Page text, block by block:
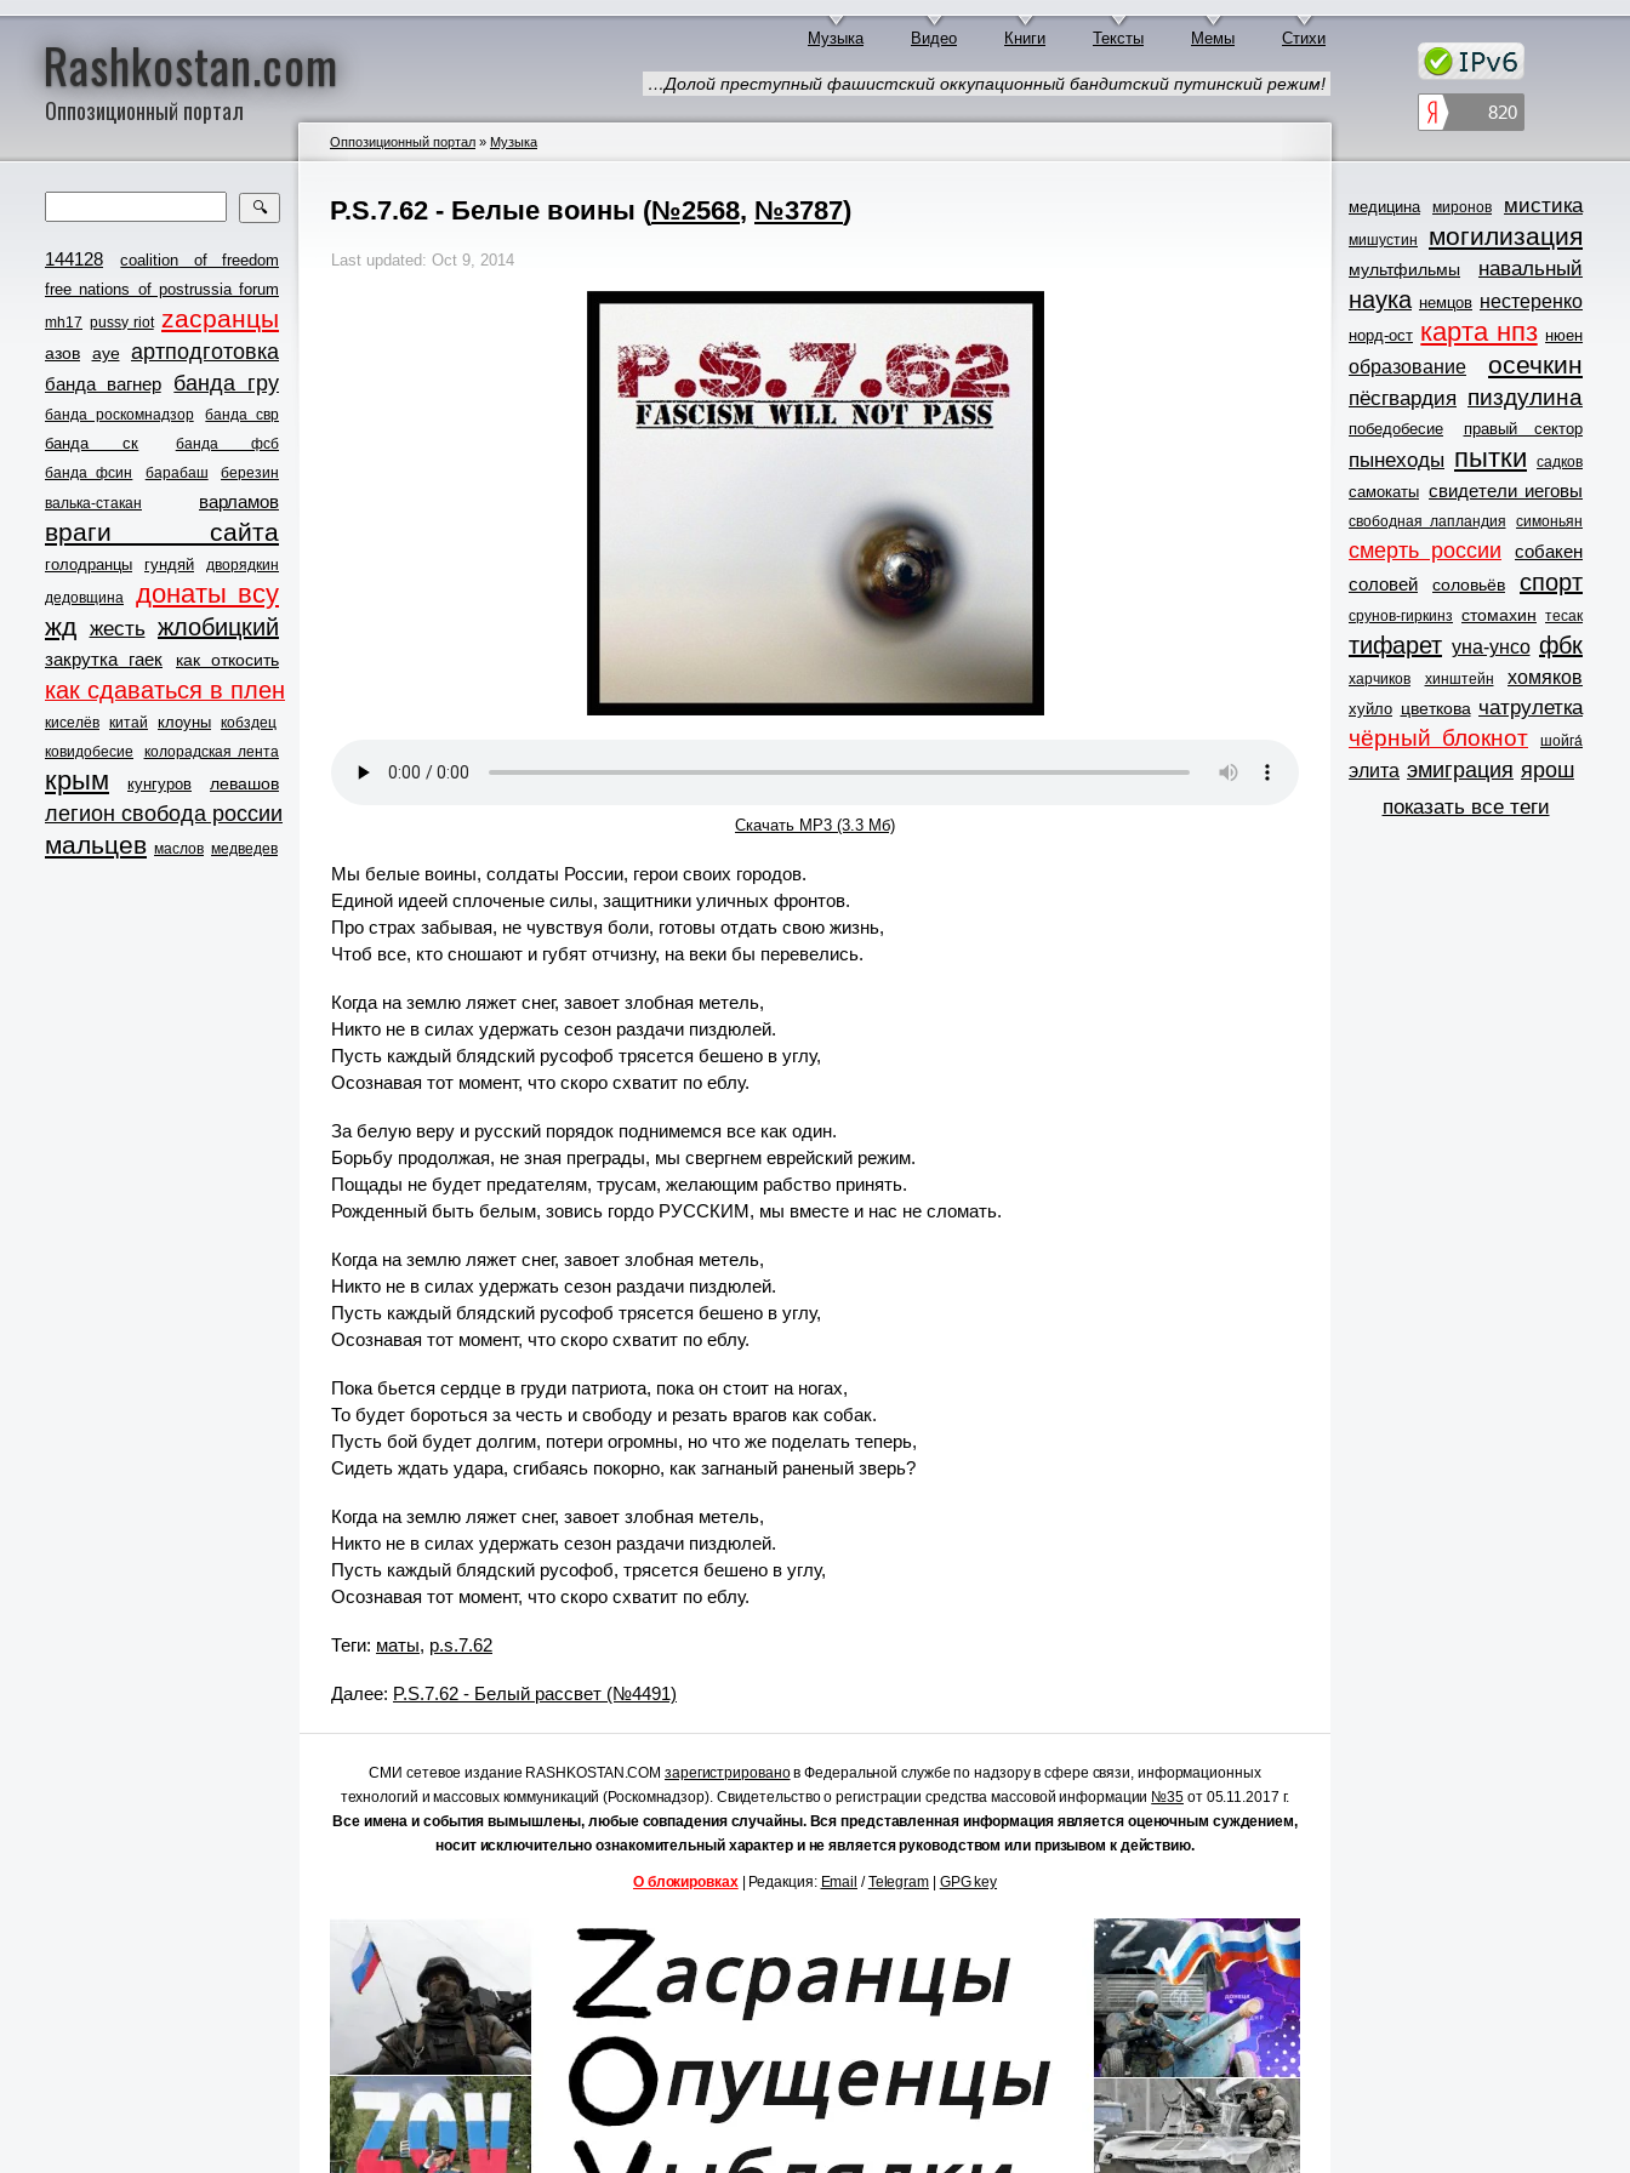
Rashkostan.com
Оппозиционный портал
Музыка Видео Книги Тексты Мемы Стихи
🔍
144128
coalition of freedom
free nations of postrussia forum
mh17 pussy riot zасранцы
азов ауе артподготовка
банда вагнер банда гру
банда роскомнадзор банда свр
банда ск
банда фсб
банда фсин
барабаш
березин
валька-стакан
варламов
враги сайта
голодранцы гундяй
дворядкин
дедовщина
донаты всу
жд жесть жлобицкий
закрутка гаек как откосить
как сдаваться в плен
киселёв китай клоуны кобздец
ковидобесие
колорадская лента
крым кунгуров левашов
легион свобода россии
мальцев маслов медведев
…Долой преступный фашистский оккупационный бандитский путинский режим!
Оппозиционный портал » Музыка
P.S.7.62 - Белые воины (№2568, №3787)
Last updated: Oct 9, 2014
Скачать MP3 (3.3 Мб)
Мы белые воины, солдаты России, герои своих городов.
Единой идеей сплоченые силы, защитники уличных фронтов.
Про страх забывая, не чувствуя боли, готовы отдать свою жизнь,
Чтоб все, кто сношают и губят отчизну, на веки бы перевелись.
Когда на землю ляжет снег, завоет злобная метель,
Никто не в силах удержать сезон раздачи пиздюлей.
Пусть каждый блядский русофоб трясется бешено в углу,
Осознавая тот момент, что скоро схватит по еблу.
За белую веру и русский порядок поднимемся все как один.
Борьбу продолжая, не зная преграды, мы свергнем еврейский режим.
Пощады не будет предателям, трусам, желающим рабство принять.
Рожденный быть белым, зовись гордо РУССКИМ, мы вместе и нас не сломать.
Когда на землю ляжет снег, завоет злобная метель,
Никто не в силах удержать сезон раздачи пиздюлей.
Пусть каждый блядский русофоб трясется бешено в углу,
Осознавая тот момент, что скоро схватит по еблу.
Пока бьется сердце в груди патриота, пока он стоит на ногах,
То будет бороться за честь и свободу и резать врагов как собак.
Пусть бой будет долгим, потери огромны, но что же поделать теперь,
Сидеть ждать удара, сгибаясь покорно, как загнаный раненый зверь?
Когда на землю ляжет снег, завоет злобная метель,
Никто не в силах удержать сезон раздачи пиздюлей.
Пусть каждый блядский русофоб, трясется бешено в углу,
Осознавая тот момент, что скоро схватит по еблу.
Теги: маты, p.s.7.62
Далее: P.S.7.62 - Белый рассвет (№4491)
СМИ сетевое издание RASHKOSTAN.COMзарегистрированов Федеральной службе по надзору в сфере связи, информационных
технологий и массовых коммуникаций (Роскомнадзор). Свидетельство о регистрации средства массовой информации №35от 05.11.2017 г.
Все имена и события вымышлены, любые совпадения случайны. Вся представленная информация является оценочным суждением,
носит исключительно ознакомительный характер и не является руководством или призывом к действию.
О блокировках| Редакция: Email /Telegram| GPG key
медицина миронов мистика
мишустин могилизация
мультфильмы навальный
наука немцов нестеренко
норд-ост карта нпз нюен
образование осечкин
пёсгвардия пиздулина
победобесие правый сектор
пынеходы пытки садков
самокаты свидетели иеговы
свободная лапландия симоньян
смерть россии
собакен
соловей
соловьёв спорт
срунов-гиркинз стомахин тесак
тифарет уна-унсо фбк
харчиков хинштейн хомяков
хуйло цветкова чатрулетка
чёрный блокнот шойга́
элита эмиграция ярош
показать все теги